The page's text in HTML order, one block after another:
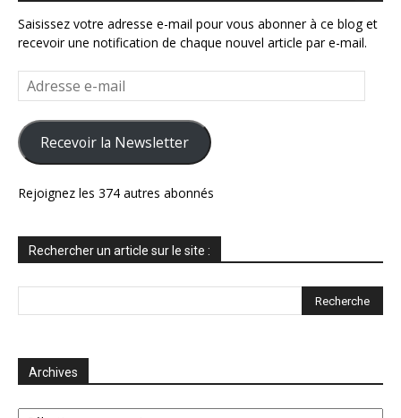
Saisissez votre adresse e-mail pour vous abonner à ce blog et
recevoir une notification de chaque nouvel article par e-mail.
Adresse
e-
mail
Recevoir la Newsletter
Rejoignez les 374 autres abonnés
Rechercher un article sur le site :
Archives
Archives